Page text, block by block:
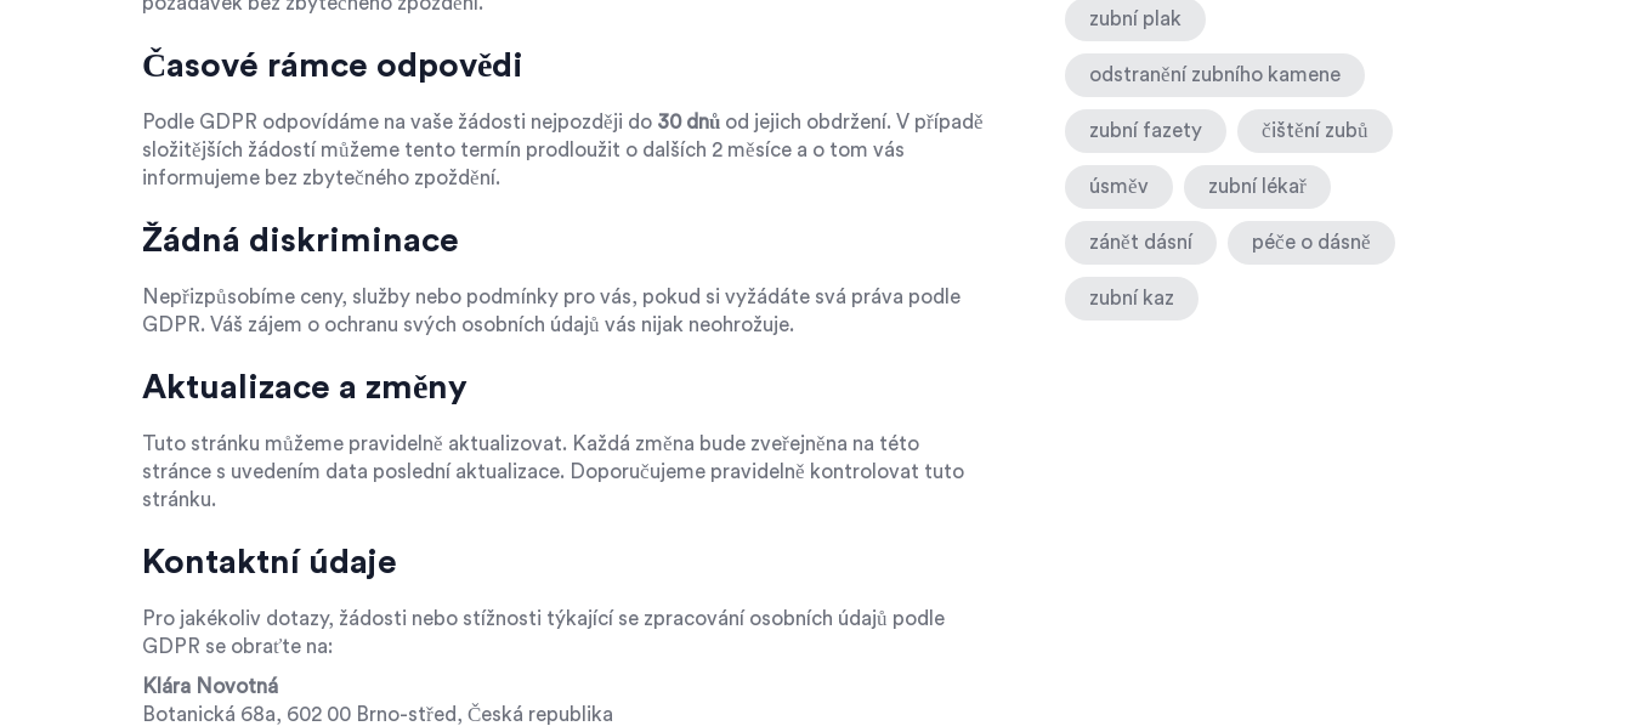
Časové rámce odpovědi
Podle GDPR odpovídáme na vaše žádosti nejpozději do 30 dnů od jejich obdržení. V případě
složitějších žádostí můžeme tento termín prodloužit o dalších 2 měsíce a o tom vás
informujeme bez zbytečného zpoždění.
Žádná diskriminace
Nepřizpůsobíme ceny, služby nebo podmínky pro vás, pokud si vyžádáte svá práva podle
GDPR. Váš zájem o ochranu svých osobních údajů vás nijak neohrožuje.
Aktualizace a změny
Tuto stránku můžeme pravidelně aktualizovat. Každá změna bude zveřejněna na této
stránce s uvedením data poslední aktualizace. Doporučujeme pravidelně kontrolovat tuto
stránku.
Kontaktní údaje
Pro jakékoliv dotazy, žádosti nebo stížnosti týkající se zpracování osobních údajů podle
GDPR se obraťte na:
Klára Novotná
Botanická 68a, 602 00 Brno-střed, Česká republika
zubní plak
odstranění zubního kamene
zubní fazety čištění zubů
úsměv zubní lékař
zánět dásní péče o dásně
zubní kaz